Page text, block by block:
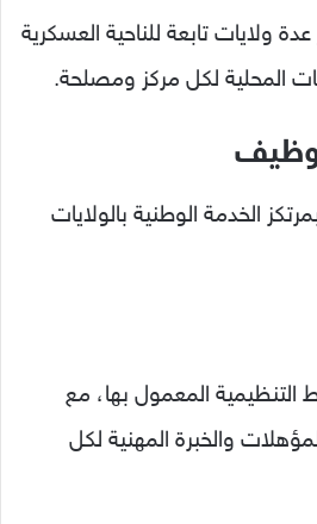
ولايات تابعة للناحية العسكرية
المحلية لكل مركز ومصلحة.
الخدمة الوطنية بالولايات
التنظيمية المعمول بها، مع
والخبرة المهنية لكل